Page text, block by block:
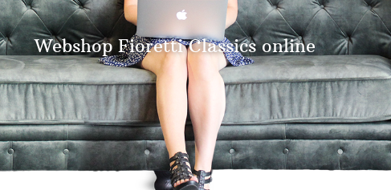
Webshop Fioretti Classics online